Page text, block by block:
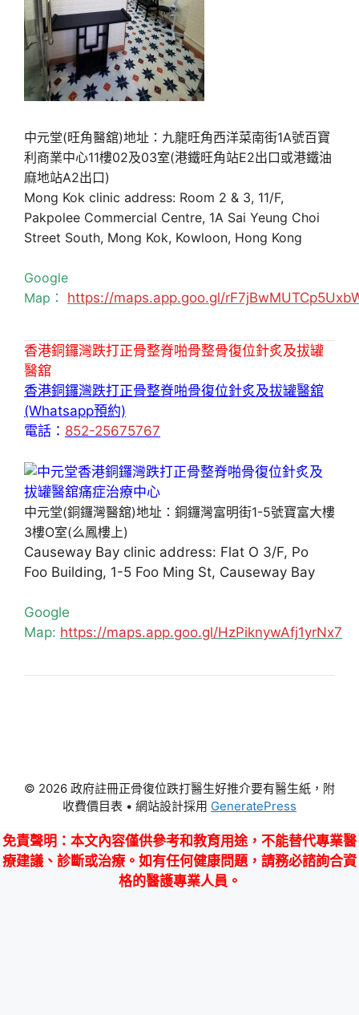
中元堂(旺角醫舘)地址：九龍旺角西洋菜南街1A號百寶
利商業中心11樓02及03室(港鐵旺角站E2出口或港鐵油
麻地站A2出口)
Mong Kok clinic address: Room 2 & 3, 11/F,
Pakpolee Commercial Centre, 1A Sai Yeung Choi
Street South, Mong Kok, Kowloon, Hong Kong
Google
Map： https://maps.app.goo.gl/
香港銅鑼灣跌打正骨整脊啪骨整骨復位針炙及拔罐
醫舘
香港銅鑼灣跌打正骨整脊啪骨復位針炙及拔罐醫舘
(Whatsapp預約)
電話： 852-25675767
中元堂(銅鑼灣醫舘)地址：銅鑼灣富明街1-5號寶富大樓
3樓O室(么鳳樓上)
Causeway Bay clinic address: Flat O 3/F, Po
Foo Building, 1-5 Foo Ming St, Causeway Bay
Google
Map: https://maps.app.goo.gl/HzPiknywAfj1yrNx7
© 2026 政府註冊正骨復位跌打醫生好推介要有醫生紙，附
收費價目表 • 網站設計採用 GeneratePress
免責聲明 ：本文內容僅供參考和教育用途，不能替代專業醫
療建議、診斷或治療。如有任何健康問題，請務必諮詢合資
格的醫護專業人員。